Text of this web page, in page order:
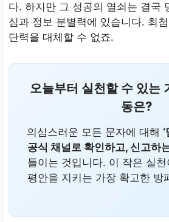
다. 하지만 그 성공의 열쇠는 결국
심과 정보 분별력에 있습니다. 최
단력을 대체할 수 없죠.
오늘부터 실천할 수 있는
동은?
의심스러운 모든 문자에 대해
공식 채널로 확인하고, 신고하
들이는 것입니다. 이 작은 실
평안을 지키는 가장 확고한 방